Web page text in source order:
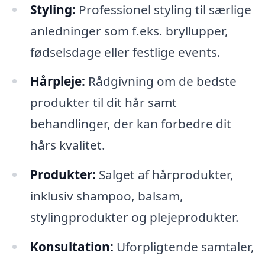
Styling: Professionel styling til særlige
anledninger som f.eks. bryllupper,
fødselsdage eller festlige events.
Hårpleje: Rådgivning om de bedste
produkter til dit hår samt
behandlinger, der kan forbedre dit
hårs kvalitet.
Produkter: Salget af hårprodukter,
inklusiv shampoo, balsam,
stylingprodukter og plejeprodukter.
Konsultation: Uforpligtende samtaler,